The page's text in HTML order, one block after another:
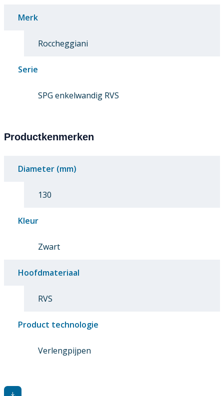
Merk
Roccheggiani
Serie
SPG enkelwandig RVS
Productkenmerken
Diameter (mm)
130
Kleur
Zwart
Hoofdmateriaal
RVS
Product technologie
Verlengpijpen